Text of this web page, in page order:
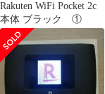
Rakuten WiFi Pocket 2c
本体 ブラック ①